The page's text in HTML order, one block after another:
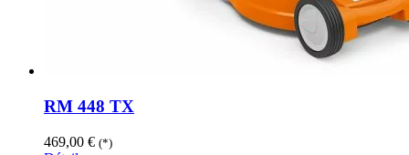
RM 448 TX
469,00 € (*)